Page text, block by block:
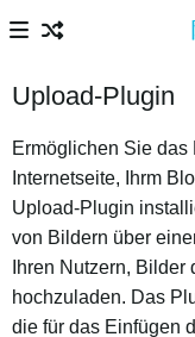
Upload-Plugin
Ermöglichen Sie
Internetseite, Ihrm
Upload-Plugin
von Bildern über
Ihren Nutzern,
hochzuladen. Das
die für das Einfügen